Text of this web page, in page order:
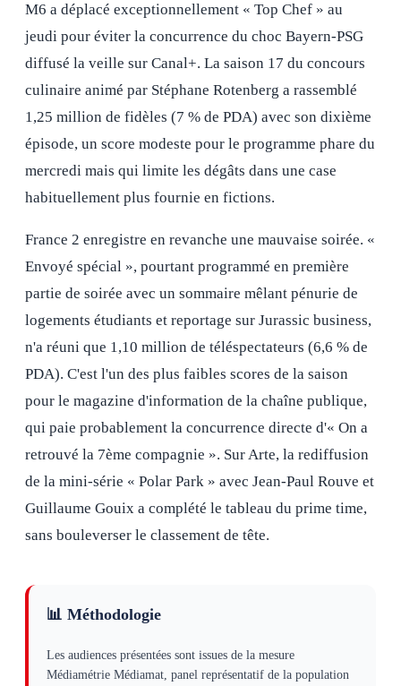
M6 a déplacé exceptionnellement « Top Chef » au
jeudi pour éviter la concurrence du choc Bayern-PSG
diffusé la veille sur Canal+. La saison 17 du concours
culinaire animé par Stéphane Rotenberg a rassemblé
1,25 million de fidèles (7 % de PDA) avec son dixième
épisode, un score modeste pour le programme phare du
mercredi mais qui limite les dégâts dans une case
habituellement plus fournie en fictions.
France 2 enregistre en revanche une mauvaise soirée. «
Envoyé spécial », pourtant programmé en première
partie de soirée avec un sommaire mêlant pénurie de
logements étudiants et reportage sur Jurassic business,
n'a réuni que 1,10 million de téléspectateurs (6,6 % de
PDA). C'est l'un des plus faibles scores de la saison
pour le magazine d'information de la chaîne publique,
qui paie probablement la concurrence directe d'« On a
retrouvé la 7ème compagnie ». Sur Arte, la rediffusion
de la mini-série « Polar Park » avec Jean-Paul Rouve et
Guillaume Gouix a complété le tableau du prime time,
sans bouleverser le classement de tête.
📊 Méthodologie
Les audiences présentées sont issues de la mesure
Médiamétrie Médiamat, panel représentatif de la population